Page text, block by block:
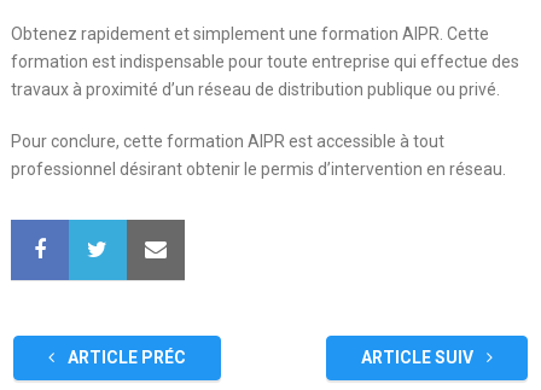
Obtenez rapidement et simplement une formation AIPR. Cette
formation est indispensable pour toute entreprise qui effectue des
travaux à proximité d’un réseau de distribution publique ou privé.
Pour conclure, cette formation AIPR est accessible à tout
professionnel désirant obtenir le permis d’intervention en réseau.
ARTICLE PRÉC ARTICLE SUIV